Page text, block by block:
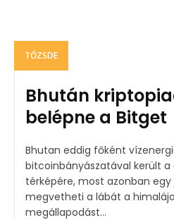
TŐZSDE
Bhután
belépne a Bitget
Bhutan eddig főként
bitcoinbányászatával került a
térképére, most azonban
megvetheti a lábát a himalájai
megállapodást...